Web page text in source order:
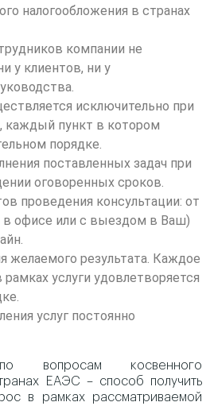
налогообложения в странах
компании не
у клиентов, ни у
исключительно при
каждый пункт в котором
порядке.
поставленных задач при
оговоренных сроков.
проведения консультации: от
в офисе или с выездом в Ваш)
желаемого результата. Каждое
услуги удовлетворяется
услуг постоянно
вопросам косвенного
ЕАЭС – способ получить
в рамках рассматриваемой